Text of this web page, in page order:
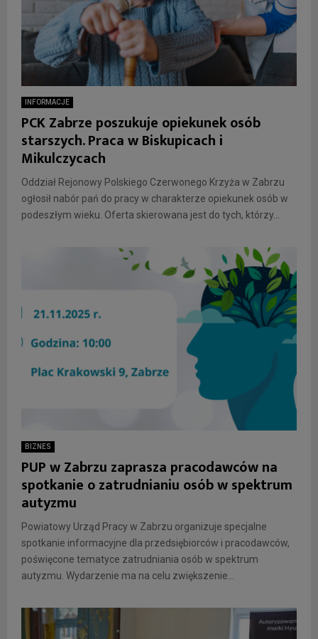
INFORMACJE
PCK Zabrze poszukuje opiekunek osób
starszych. Praca w Biskupicach i
Mikulczycach
Oddział Rejonowy Polskiego Czerwonego Krzyża w Zabrzu
ogłosił nabór pań do pracy w charakterze opiekunek osób w
podeszłym wieku. Oferta skierowana jest do tych, którzy...
BIZNES
PUP w Zabrzu zaprasza pracodawców na
spotkanie o zatrudnianiu osób w spektrum
autyzmu
Powiatowy Urząd Pracy w Zabrzu organizuje specjalne
spotkanie informacyjne dla przedsiębiorców i pracodawców,
poświęcone tematyce zatrudniania osób w spektrum
autyzmu. Wydarzenie ma na celu zwiększenie...